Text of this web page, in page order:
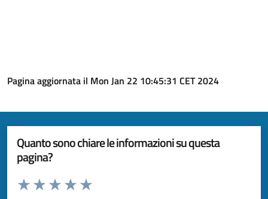
Pagina aggiornata il Mon Jan 22 10:45:31 CET 2024
Quanto sono chiare le informazioni su questa
pagina?
Valuta da 1 a 5 stelle la pagina